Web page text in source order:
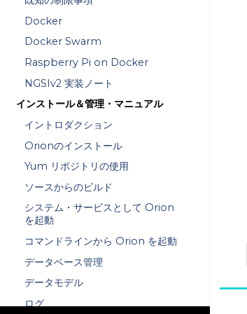
Docker
Docker Swarm
Raspberry Pi on Docker
NGSIv2 実装ノート
インストール＆管理・マニュアル
イントロダクション
Orionのインストール
Yum リポジトリの使用
ソースからのビルド
システム・サービスとして Orion
を起動
コマンドラインから Orion を起動
データベース管理
データモデル
ログ